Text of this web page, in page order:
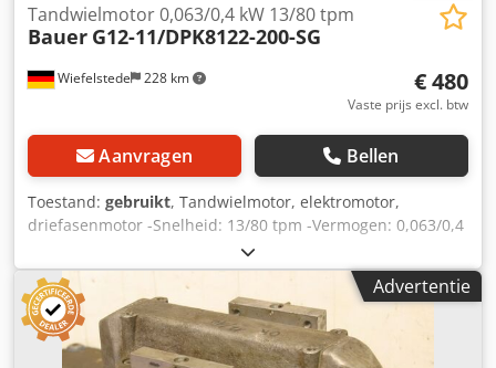
Wiefelstede 228 km
Tandwielmotor 0,063/0,4 kW 13/80 tpm
Bauer G12-11/DPK8122-200-SG
€ 480
Vaste prijs excl. btw
Aanvragen Bellen
Toestand: gebruikt, Tandwielmotor, elektromotor,
driefasenmotor -Snelheid: 13/80 tpm -Vermogen: 0,063/0,4
kW Dsdpfx Aceckp S Te Heck -Bouw: B3 -Aardiameter: Ø 30
mm -Beschermingsklasse: IP 65 -Brake -Maten:
570/240/H200 mm -Gewicht stuk: 37 kg
Advertentie